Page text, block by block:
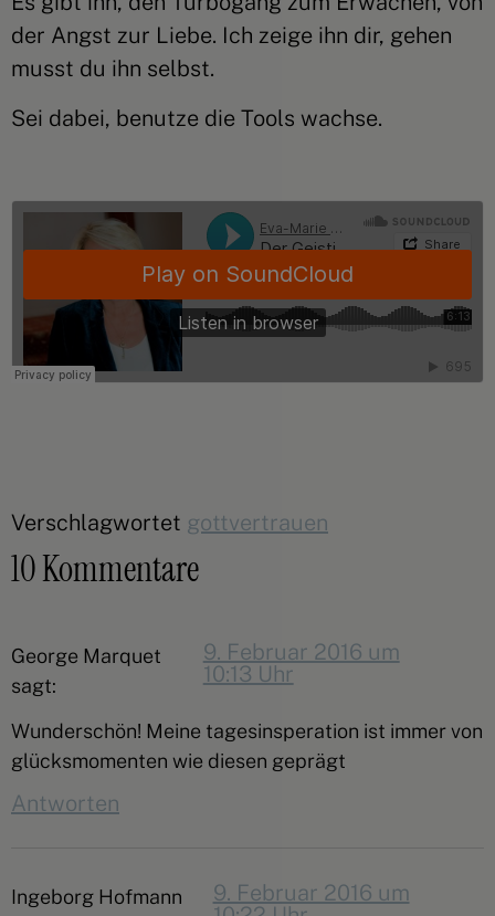
der Angst zur Liebe. Ich zeige ihn dir, gehen
musst du ihn selbst.
Sei dabei, benutze die Tools wachse.
Verschlagwortet gottvertrauen
10 Kommentare
George Marquet
sagt:
9. Februar 2016 um
10:13 Uhr
Wunderschön! Meine tagesinsperation ist immer von
glücksmomenten wie diesen geprägt
Antworten
Ingeborg Hofmann
9. Februar 2016 um